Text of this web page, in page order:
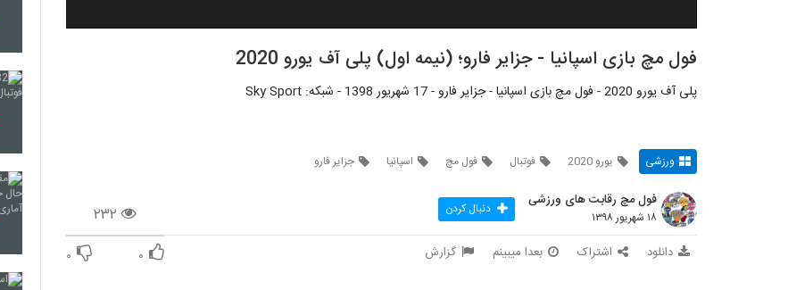
فول مچ بازی اسپانیا - جزایر فارو؛ (نیمه اول) پلی آف یورو 2020
پلی آف یورو 2020 - فول مچ بازی اسپانیا - جزایر فارو - 17 شهریور 1398 - شبکه: Sky Sport
ورزشی یورو 2020 فوتبال فول مچ اسپانیا جزایر فارو
۲۳۲
فول مچ رقابت های ورزشی
۱۸ شهریور ۱۳۹۸ دنبال کردن
دانلود اشتراک بعدا میبینم گزارش ۰ ۰